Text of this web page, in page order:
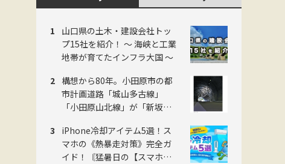
山口県の土木・建設会社トッ
プ15社を紹介！ 〜 海峡と工業
地帯が育てたインフラ大国 〜
構想から80年。小田原市の都
市計画道路「城山多古線」
「小田原山北線」が「新坂下
地域の南北軸に
iPhone冷却アイテム5選！ス
マホの《熱暴走対策》完全ガ
イド！〘猛暑日の【スマホ測